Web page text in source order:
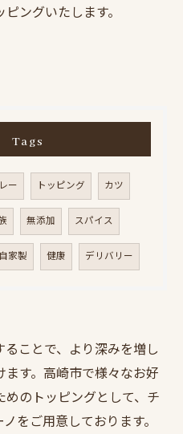
ングいたします。
Tags
ー トッピング カツ
無添加 スパイス
自家製 健康 デリバリー
ことで、より深みを増し
す。高崎市で様々なお好
のトッピングとして、チ
をご用意しております。